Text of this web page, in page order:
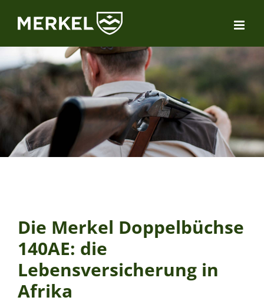
Inhalt
Die Merkel Doppelbüchse
140AE: die
Lebensversicherung in
Afrika